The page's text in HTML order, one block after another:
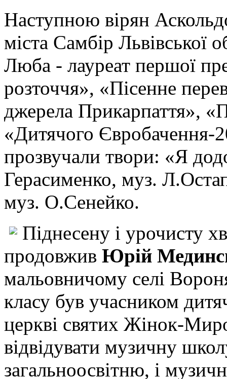
Наступною вірян
міста Самбір Львівської
Люба - лауреат першої
розточчя», «Пісенне
джерела Прикарпаття»,
«Дитячого Євробачення-
прозвучали твори: «Я
Герасименко, муз.
муз. О.Сенейко.
Піднесену і урочисту
продовжив Юрій
мальовничому селі
класу був учасником
церкві святих Жінок-
відвідувати музичну
загальноосвітню, і